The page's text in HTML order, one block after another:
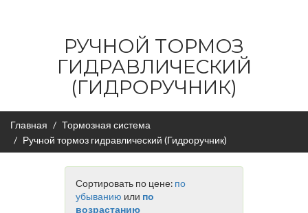
РУЧНОЙ ТОРМОЗ
ГИДРАВЛИЧЕСКИЙ
(ГИДРОРУЧНИК)
Главная
Тормозная система
Ручной тормоз гидравлический (Гидроручник)
Сортировать по цене: по
убыванию или по
возрастанию